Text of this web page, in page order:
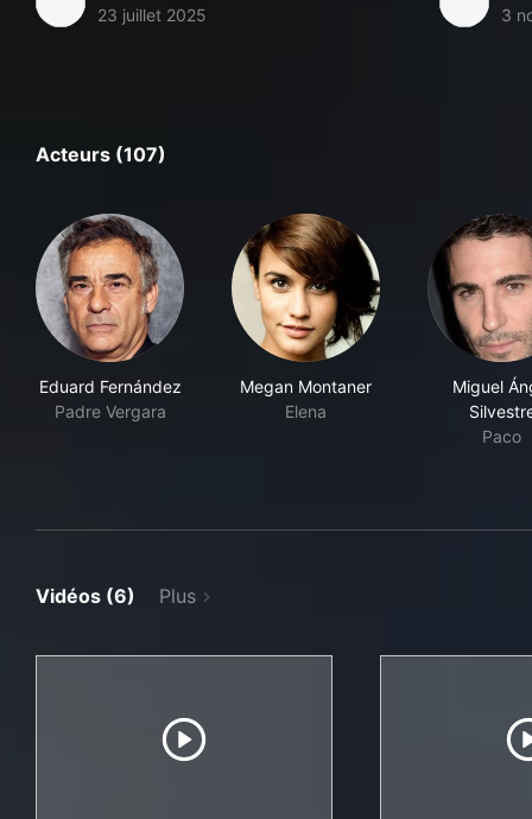
23 juillet 2025
3
Acteurs (107)
Eduard Fernández
Padre Vergara
Megan Montaner
Elena
Miguel
Paco
Vidéos (6) Plus